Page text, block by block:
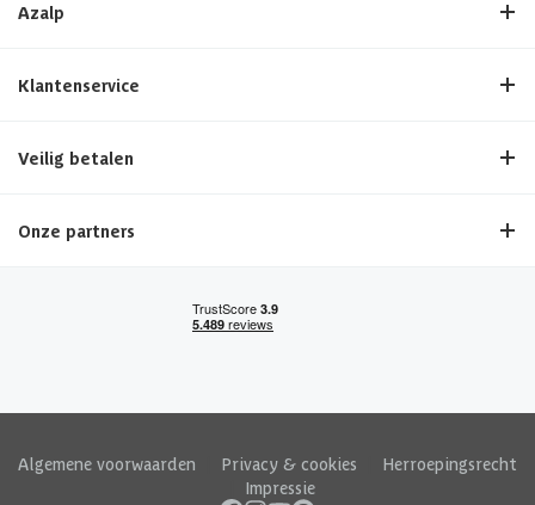
Azalp
Klantenservice
Veilig betalen
Onze partners
Algemene voorwaarden Privacy & cookies
Herroepingsrecht
Impressie